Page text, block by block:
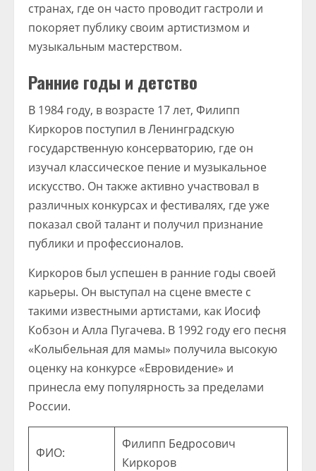
странах, где он часто проводит гастроли и
покоряет публику своим артистизмом и
музыкальным мастерством.
Ранние годы и детство
В 1984 году, в возрасте 17 лет, Филипп
Киркоров поступил в Ленинградскую
государственную консерваторию, где он
изучал классическое пение и музыкальное
искусство. Он также активно участвовал в
различных конкурсах и фестивалях, где уже
показал свой талант и получил признание
публики и профессионалов.
Киркоров был успешен в ранние годы своей
карьеры. Он выступал на сцене вместе с
такими известными артистами, как Иосиф
Кобзон и Алла Пугачева. В 1992 году его песня
«Колыбельная для мамы» получила высокую
оценку на конкурсе «Евровидение» и
принесла ему популярность за пределами
России.
ФИО:
Филипп Бедросович
Киркоров